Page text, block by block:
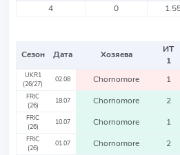
4
0
Сезон Дата Хозяева
ИТ
1
UKR1
(26/27)
02.08 Chornomore 1
FRIC
(26)
18.07 Chornomore 2
FRIC
(26)
10.07 Chornomore 1
FRIC
(26)
01.07 Chornomore 2